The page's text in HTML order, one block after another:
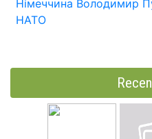
Німеччина Володимир
НАТО